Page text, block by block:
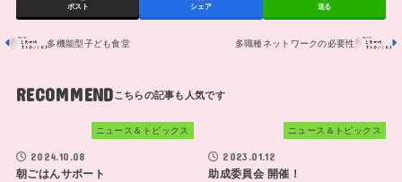
ポスト シェア 送る
多機能型子ども食堂 多職種ネットワークの必要性
RECOMMEND
ニュース＆トピックス
2024.10.08
朝ごはんサポート
ニュース＆トピックス
2023.01.12
助成委員会 開催！